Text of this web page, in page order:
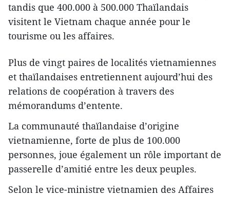
tandis que 400.000 à 500.000 Thaïlandais
visitent le Vietnam chaque année pour le
tourisme ou les affaires.
Plus de vingt paires de localités vietnamiennes
et thaïlandaises entretiennent aujourd’hui des
relations de coopération à travers des
mémorandums d’entente.
La communauté thaïlandaise d’origine
vietnamienne, forte de plus de 100.000
personnes, joue également un rôle important de
passerelle d’amitié entre les deux peuples.
Selon le vice-ministre vietnamien des Affaires